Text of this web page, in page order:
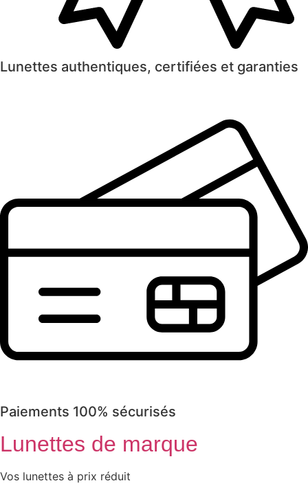
Lunettes authentiques, certifiées et garanties
Paiements 100% sécurisés
Lunettes de marque
Vos lunettes à prix réduit